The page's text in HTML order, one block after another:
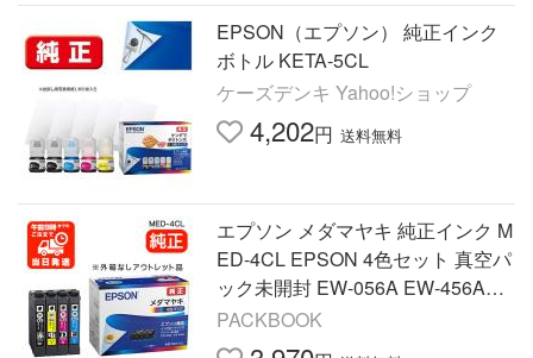
EPSON（エプソン） 純正インク
ボトル KETA-5CL
ケーズデンキ Yahoo!ショップ
4,202円 送料無料
エプソン メダマヤキ 純正インク M
ED-4CL EPSON 4色セット 真空パ
ック未開封 EW-056A EW-456A対
応 アウトレット品 外箱なし MED
インクカートリッジ 純正 med4cl
PACKBOOK